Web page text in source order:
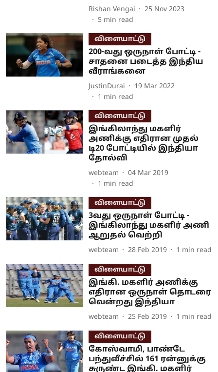
Rishan Vengai
25 Nov 2023
5 min read
விளையாட்டு
200-வது ஒருநாள் போட்டி -
சாதனை படைத்த இந்திய
வீராங்கனை
JustinDurai
19 Mar 2022
1 min read
விளையாட்டு
இங்கிலாந்து மகளிர்
அணிக்கு எதிரான முதல்
டி20 போட்டியில் இந்தியா
தோல்வி
webteam
04 Mar 2019
1 min read
விளையாட்டு
3வது ஒருநாள் போட்டி -
இங்கிலாந்து மகளிர் அணி
ஆறுதல் வெற்றி
webteam 28 Feb 2019 1 min read
விளையாட்டு
இங்கி. மகளிர் அணிக்கு
எதிரான ஒருநாள் தொடரை
வென்றது இந்தியா
webteam 25 Feb 2019 1 min read
விளையாட்டு
கோஸ்வாமி, பாண்டே
பந்துவீச்சில் 161 ரன்னுக்கு
சுருண்ட இங்கி. மகளிர்